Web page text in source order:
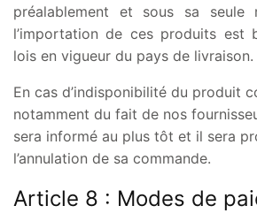
préalablement et sous sa seule
l’importation de ces produits est
lois en vigueur du pays de livraison.
En cas d’indisponibilité du produit
notamment du fait de nos
sera informé au plus tôt et il sera
l’annulation de sa commande.
Article 8 : Modes de